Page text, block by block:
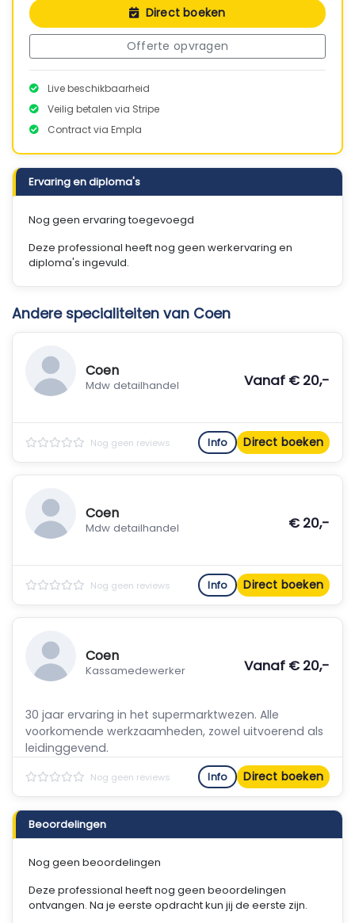
Direct boeken
Offerte opvragen
Live beschikbaarheid
Veilig betalen via Stripe
Contract via Empla
Ervaring en diploma's
Nog geen ervaring toegevoegd
Deze professional heeft nog geen werkervaring en
diploma's ingevuld.
Andere specialiteiten van Coen
Coen
Mdw detailhandel Vanaf € 20,-
Nog geen reviews Info Direct boeken
Coen
Mdw detailhandel € 20,-
Nog geen reviews Info Direct boeken
Coen
Kassamedewerker Vanaf € 20,-
30 jaar ervaring in het supermarktwezen. Alle
voorkomende werkzaamheden, zowel uitvoerend als
leidinggevend.
Nog geen reviews Info Direct boeken
Beoordelingen
Nog geen beoordelingen
Deze professional heeft nog geen beoordelingen
ontvangen. Na je eerste opdracht kun jij de eerste zijn.